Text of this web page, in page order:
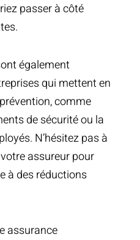
passer à côté
également
qui mettent en
comme
de sécurité ou la
N’hésitez pas à
assureur pour
à des réductions
assurance